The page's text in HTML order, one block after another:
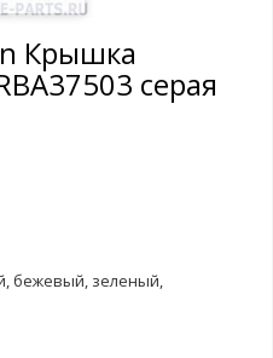
Крышка
серая
бежевый, зеленый,